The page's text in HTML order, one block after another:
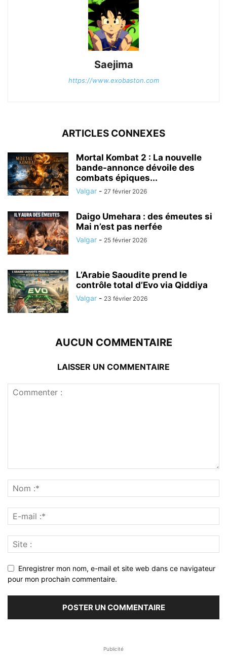
Saejima
https://www.exobaston.com
ARTICLES CONNEXES
Mortal Kombat 2 : La nouvelle
bande-annonce dévoile des
combats épiques...
Valgar - 27 février 2026
Daigo Umehara : des émeutes si
Mai n’est pas nerfée
Valgar - 25 février 2026
L’Arabie Saoudite prend le
contrôle total d’Evo via Qiddiya
Valgar - 23 février 2026
AUCUN COMMENTAIRE
LAISSER UN COMMENTAIRE
Enregistrer mon nom, e-mail et site web dans ce navigateur
pour mon prochain commentaire.
Publicité